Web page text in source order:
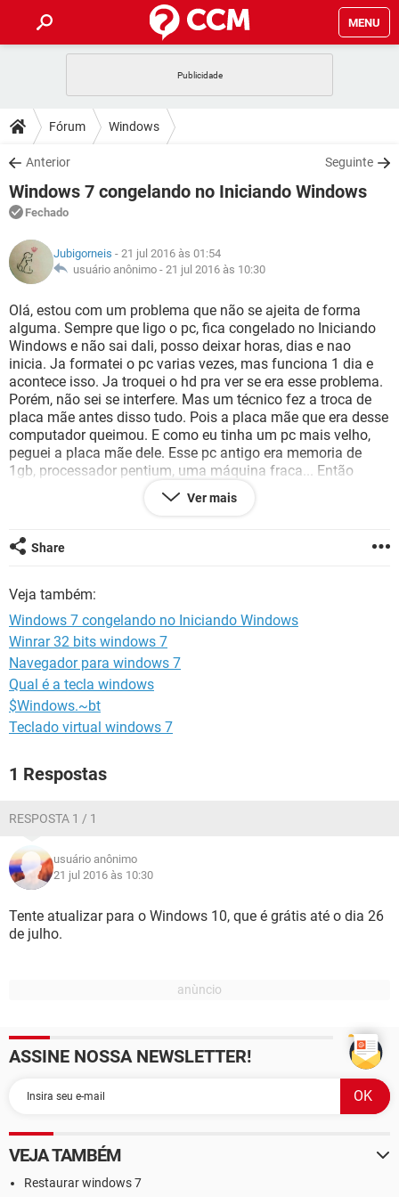
MENU
CELULAR
OUTLOOK
INSTAGRAM GMAIL
GUIA DE COMPRAS
DICAS
JOGOS
OUTLOOK
INSTAGRAM
GUIA DE COMPRAS
DOWNLOADS
JOGOS WHATSAPP
CELULAR
OUTLOOK EXCEL
INSTAGRAM
GUIA DE COMPRAS
FÓRUM
JOGOS
CELULAR FACEBOOK
INSTAGRAM GMAIL
GUIA DE COMPRAS
GLOSSÁRIO
JOGOS
CELULAR FACEBOOK
OUTLOOK EXCEL
INSTAGRAM GMAIL
GUIA DE COMPRAS
Fórum Windows
Anterior Seguinte
Windows 7 congelando no Iniciando Windows
Fechado
Jubigorneis - 21 jul 2016 às 01:54
usuário anônimo - 21 jul 2016 às 10:30
Olá, estou com um problema que não se ajeita de forma
alguma. Sempre que ligo o pc, fica congelado no Iniciando
Windows e não sai dali, posso deixar horas, dias e nao
inicia. Ja formatei o pc varias vezes, mas funciona 1 dia e
acontece isso. Ja troquei o hd pra ver se era esse problema.
Porém, não sei se interfere. Mas um técnico fez a troca de
placa mãe antes disso tudo. Pois a placa mãe que era desse
computador queimou. E como eu tinha um pc mais velho,
peguei a placa mãe dele. Esse pc antigo era memoria de
1gb, processador pentium, uma máquina fraca... Então
peguei apenas a placa mãe e coloquei o processor, memoria
e hd do pc que estava estragado. Desde então, este
me ajudar, por favor...
Ver mais
Share
Veja também:
Windows 7 congelando no Iniciando Windows
Winrar 32 bits windows 7
Navegador para windows 7
Qual é a tecla windows
$Windows.~bt
Teclado virtual windows 7
1 Respostas
RESPOSTA 1 / 1
usuário anônimo
21 jul 2016 às 10:30
Tente atualizar para o Windows 10, que é grátis até o dia 26
de julho.
ASSINE NOSSA NEWSLETTER!
VEJA TAMBÉM
Restaurar windows 7